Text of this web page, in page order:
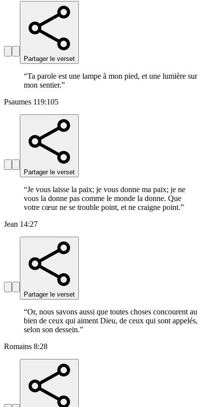
Partager le verset
“Ta parole est une lampe à mon pied, et une lumière sur
mon sentier.”
Psaumes 119:105
Partager le verset
“Je vous laisse la paix; je vous donne ma paix; je ne
vous la donne pas comme le monde la donne. Que
votre cœur ne se trouble point, et ne craigne point.”
Jean 14:27
Partager le verset
“Or, nous savons aussi que toutes choses concourent au
bien de ceux qui aiment Dieu, de ceux qui sont appelés,
selon son dessein.”
Romains 8:28